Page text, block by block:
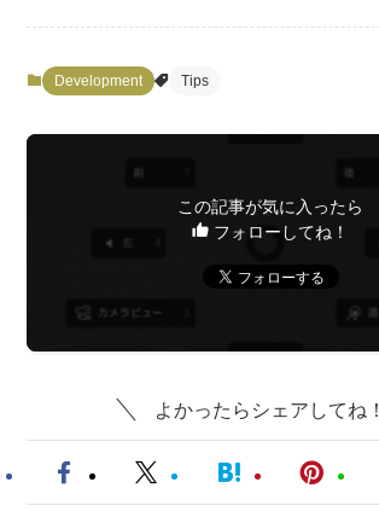
Development Tips
この記事が気に入ったら
フォローしてね！
よかったらシェアしてね！